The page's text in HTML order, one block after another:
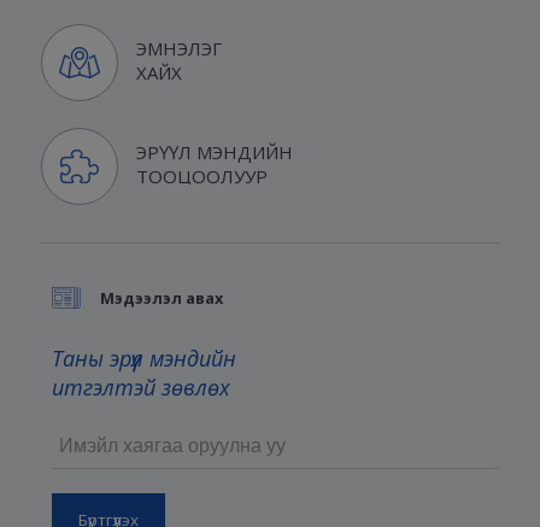
ЭМНЭЛЭГ
ХАЙХ
ЭРҮҮЛ МЭНДИЙН
ТООЦООЛУУР
Мэдээлэл авах
Таны эрүүл мэндийн
итгэлтэй зөвлөх